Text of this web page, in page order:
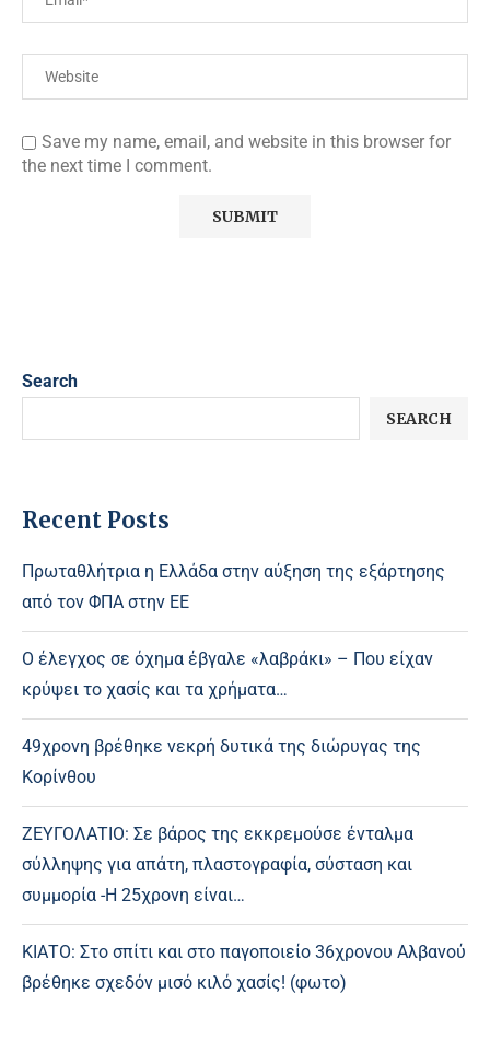
Save my name, email, and website in this browser for
the next time I comment.
Search
SEARCH
Recent Posts
Πρωταθλήτρια η Ελλάδα στην αύξηση της εξάρτησης
από τον ΦΠΑ στην ΕΕ
Ο έλεγχος σε όχημα έβγαλε «λαβράκι» – Που είχαν
κρύψει το χασίς και τα χρήματα…
49χρονη βρέθηκε νεκρή δυτικά της διώρυγας της
Κορίνθου
ΖΕΥΓΟΛΑΤΙΟ: Σε βάρος της εκκρεμούσε ένταλμα
σύλληψης για απάτη, πλαστογραφία, σύσταση και
συμμορία -Η 25χρονη είναι…
ΚΙΑΤΟ: Στο σπίτι και στο παγοποιείο 36χρονου Αλβανού
βρέθηκε σχεδόν μισό κιλό χασίς! (φωτο)